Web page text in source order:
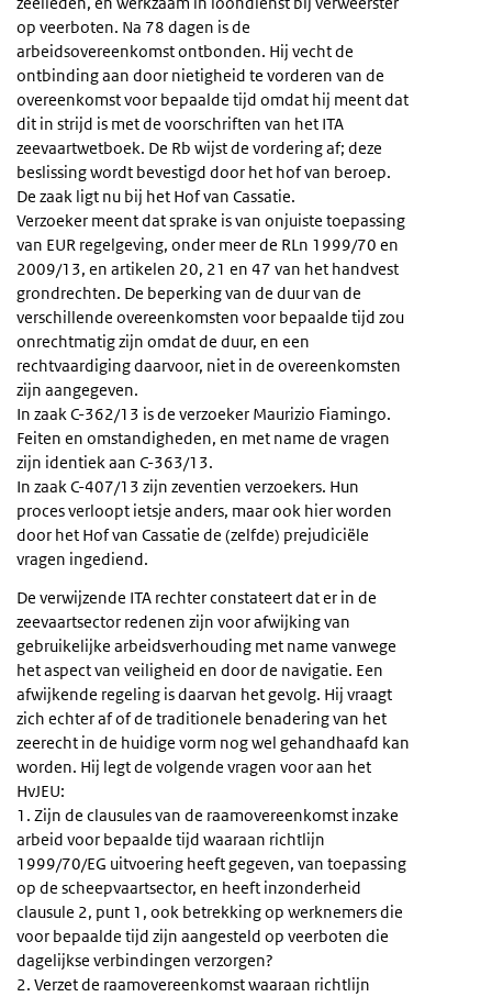
op veerboten. Na 78 dagen is de
arbeidsovereenkomst ontbonden. Hij vecht de
ontbinding aan door nietigheid te vorderen van de
overeenkomst voor bepaalde tijd omdat hij meent dat
dit in strijd is met de voorschriften van het ITA
zeevaartwetboek. De Rb wijst de vordering af; deze
beslissing wordt bevestigd door het hof van beroep.
De zaak ligt nu bij het Hof van Cassatie.
Verzoeker meent dat sprake is van onjuiste toepassing
van EUR regelgeving, onder meer de RLn 1999/70 en
2009/13, en artikelen 20, 21 en 47 van het handvest
grondrechten. De beperking van de duur van de
verschillende overeenkomsten voor bepaalde tijd zou
onrechtmatig zijn omdat de duur, en een
rechtvaardiging daarvoor, niet in de overeenkomsten
zijn aangegeven.
In zaak C-362/13 is de verzoeker Maurizio Fiamingo.
Feiten en omstandigheden, en met name de vragen
zijn identiek aan C-363/13.
In zaak C-407/13 zijn zeventien verzoekers. Hun
proces verloopt ietsje anders, maar ook hier worden
door het Hof van Cassatie de (zelfde) prejudiciële
vragen ingediend.
De verwijzende ITA rechter constateert dat er in de
zeevaartsector redenen zijn voor afwijking van
gebruikelijke arbeidsverhouding met name vanwege
het aspect van veiligheid en door de navigatie. Een
afwijkende regeling is daarvan het gevolg. Hij vraagt
zich echter af of de traditionele benadering van het
zeerecht in de huidige vorm nog wel gehandhaafd kan
worden. Hij legt de volgende vragen voor aan het
HvJEU:
1. Zijn de clausules van de raamovereenkomst inzake
arbeid voor bepaalde tijd waaraan richtlijn
1999/70/EG uitvoering heeft gegeven, van toepassing
op de scheepvaartsector, en heeft inzonderheid
clausule 2, punt 1, ook betrekking op werknemers die
voor bepaalde tijd zijn aangesteld op veerboten die
dagelijkse verbindingen verzorgen?
2. Verzet de raamovereenkomst waaraan richtlijn